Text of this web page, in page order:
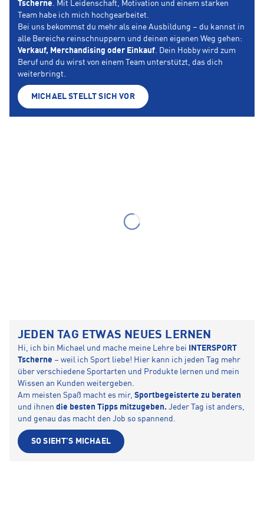
Tscherne. Mit Leidenschaft, Motivation und einem starken
Team habe ich mich hochgearbeitet.
Bei uns bekommst du mehr als eine Ausbildung – du kannst in
alle Bereiche reinschnuppern und deinen eigenen Weg gehen:
Verkauf, Merchandising oder Einkauf. Dein Hobby wird zum
Beruf und du wirst von einem Team unterstützt, das dich
weiterbringt.
MICHAEL STELLT SICH VOR
JEDEN TAG ETWAS NEUES LERNEN
Hi, ich bin Michael und mache meine Lehre bei
INTERSPORT
Tscherne – weil ich Sport liebe! Hier kann ich jeden Tag mehr
über verschiedene Sportarten und Produkte lernen und mein
Wissen an Kunden weitergeben.
Am meisten Spaß macht es mir, Sportbegeisterte zu beraten
und ihnen die besten Tipps mitzugeben. Jeder Tag ist anders,
und genau das macht den Job so spannend.
SO SIEHT’S MICHAEL